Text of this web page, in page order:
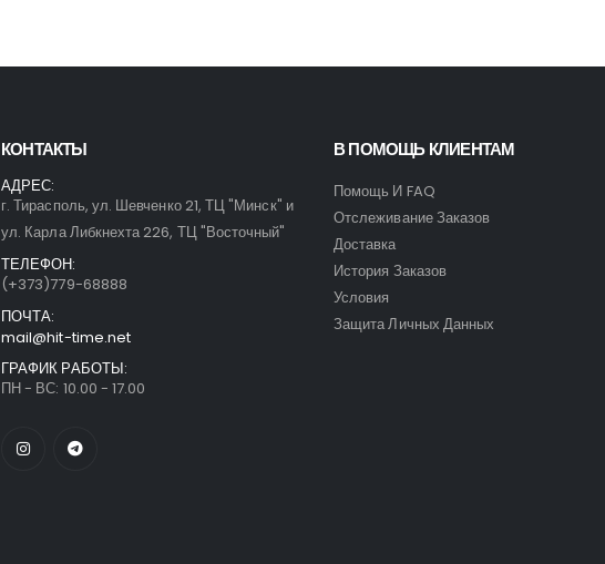
КОНТАКТЫ
АДРЕС:
г. Тирасполь, ул. Шевченко 21, ТЦ "Минск" и
ул. Карла Либкнехта 226, ТЦ "Восточный"
ТЕЛЕФОН:
(+373)779-68888
ПОЧТА:
mail@hit-time.net
ГРАФИК РАБОТЫ:
ПН - ВС: 10.00 - 17.00
В ПОМОЩЬ КЛИЕНТАМ
Помощь И FAQ
Отслеживание Заказов
Доставка
История Заказов
Условия
Защита Личных Данных